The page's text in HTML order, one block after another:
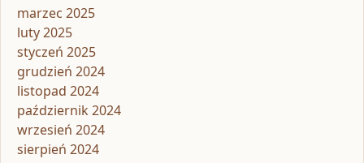
marzec 2025
luty 2025
styczeń 2025
grudzień 2024
listopad 2024
październik 2024
wrzesień 2024
sierpień 2024